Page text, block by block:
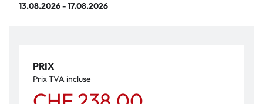
13.08.2026 - 17.08.2026
PRIX
Prix TVA incluse